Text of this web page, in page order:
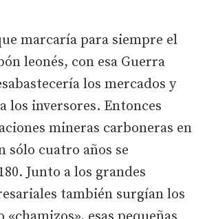
marcaría para siempre el
leonés, con esa Guerra
los mercados y
los inversores. Entonces
mineras carboneras en
sólo cuatro años se
Junto a los grandes
también surgían los